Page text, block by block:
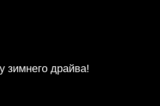
зимнего драйва!